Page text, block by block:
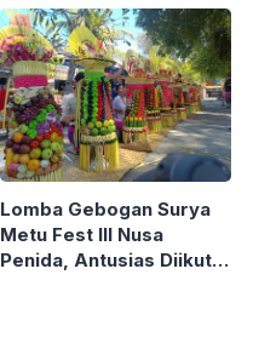
Lomba Gebogan Surya
Metu Fest III Nusa
Penida, Antusias Diikuti